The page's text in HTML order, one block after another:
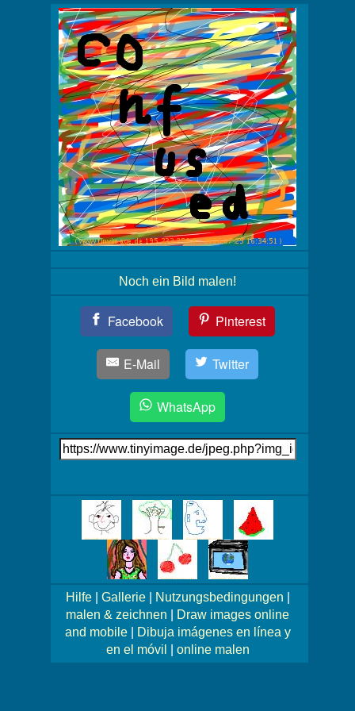
Noch ein Bild malen!
Facebook Pinterest
E-Mail Twitter
WhatsApp
Link
auf's
Bilder!
Hilfe| Gallerie| Nutzungsbedingungen
malen & zeichnen
Draw images online
and mobile|
Dibuja imágenes en línea y
en el móvil
online malen